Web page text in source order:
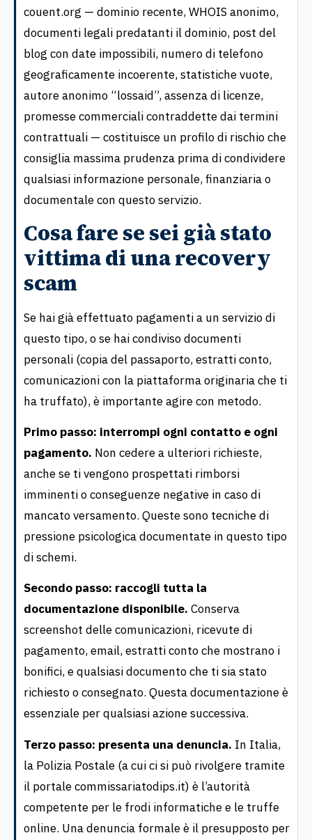
couent.org — dominio recente, WHOIS anonimo,
documenti legali predatanti il dominio, post del
blog con date impossibili, numero di telefono
geograficamente incoerente, statistiche vuote,
autore anonimo “lossaid”, assenza di licenze,
promesse commerciali contraddette dai termini
contrattuali — costituisce un profilo di rischio che
consiglia massima prudenza prima di condividere
qualsiasi informazione personale, finanziaria o
documentale con questo servizio.
Cosa fare se sei già stato
vittima di una recovery
scam
Se hai già effettuato pagamenti a un servizio di
questo tipo, o se hai condiviso documenti
personali (copia del passaporto, estratti conto,
comunicazioni con la piattaforma originaria che ti
ha truffato), è importante agire con metodo.
Primo passo: interrompi ogni contatto e ogni
pagamento. Non cedere a ulteriori richieste,
anche se ti vengono prospettati rimborsi
imminenti o conseguenze negative in caso di
mancato versamento. Queste sono tecniche di
pressione psicologica documentate in questo tipo
di schemi.
Secondo passo: raccogli tutta la
documentazione disponibile. Conserva
screenshot delle comunicazioni, ricevute di
pagamento, email, estratti conto che mostrano i
bonifici, e qualsiasi documento che ti sia stato
richiesto o consegnato. Questa documentazione è
essenziale per qualsiasi azione successiva.
Terzo passo: presenta una denuncia. In Italia,
la Polizia Postale (a cui ci si può rivolgere tramite
il portale commissariatodips.it) è l’autorità
competente per le frodi informatiche e le truffe
online. Una denuncia formale è il presupposto per